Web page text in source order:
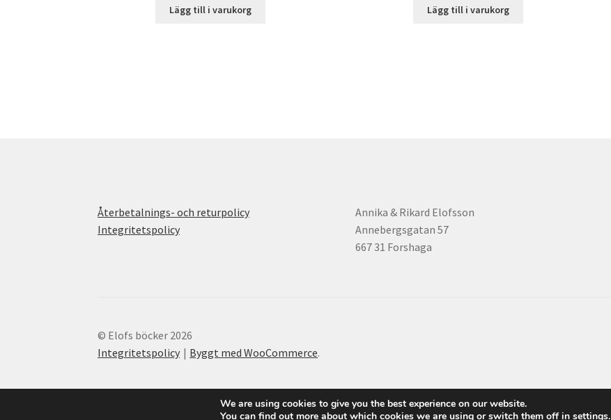
Lägg till i varukorg Lägg till i varukorg
Återbetalnings- och returpolicy
Integritetspolicy
Annika & Rikard Elofsson
Annebergsgatan 57
667 31 Forshaga
© Elofs böcker 2026
Integritetspolicy
Byggt med WooCommerce.
We are using cookies to give you the best experience on our website.
You can find out more about which cookies we are using or switch them off in settings.